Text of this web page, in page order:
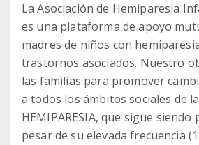
La Asociación de Hemiparesia
es una plataforma de apoyo
madres de niños con
trastornos asociados. Nuestro
las familias para promover
a todos los ámbitos sociales de
HEMIPARESIA, que sigue siendo
pesar de su elevada frecuencia